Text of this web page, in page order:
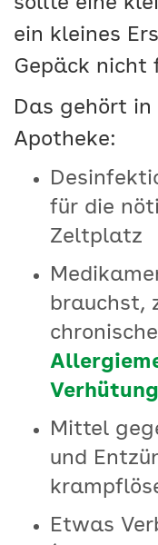
ein kleines
Gepäck nicht
Das gehört
Apotheke:
für die
Zeltplatz
brauchst,
Mittel
und
Etwas